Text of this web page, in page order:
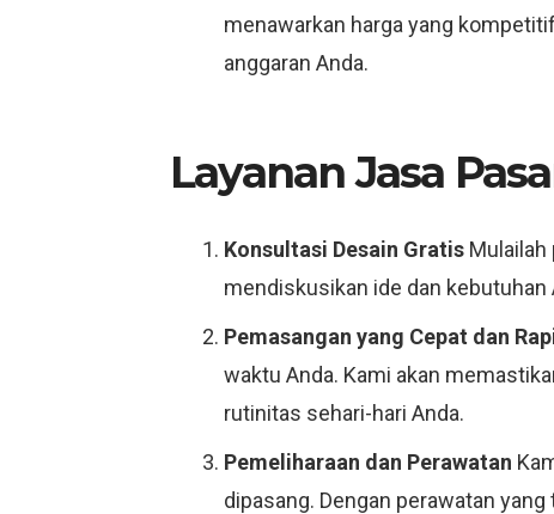
menawarkan harga yang
anggaran Anda.
Layanan Jasa
Konsultasi Desain Gratis Mulailah
mendiskusikan ide dan
Pemasangan yang Cepat dan
waktu Anda. Kami akan
rutinitas sehari-hari Anda.
Pemeliharaan dan Perawatan
dipasang. Dengan perawatan